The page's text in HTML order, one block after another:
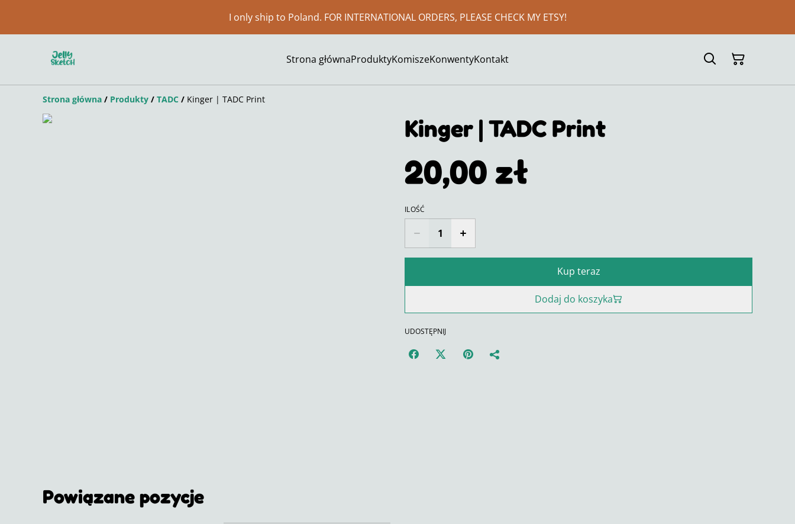
I only ship to Poland. FOR INTERNATIONAL ORDERS, PLEASE CHECK MY ETSY!
Strona głównaProduktyKomiszeKonwentyKontakt
Strona główna / Produkty / TADC / Kinger | TADC Print
Kinger | TADC Print
20,00 zł
ILOŚĆ
Kup teraz
Dodaj do koszyka
UDOSTĘPNIJ
Powiązane pozycje